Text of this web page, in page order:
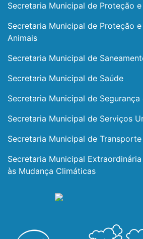
Secretaria Municipal de Proteção
Secretaria Municipal de Proteção
Animais
Secretaria Municipal de
Secretaria Municipal de Saúde
Secretaria Municipal de Segurança
Secretaria Municipal de Serviços
Secretaria Municipal de
Secretaria Municipal
às Mudança Climáticas